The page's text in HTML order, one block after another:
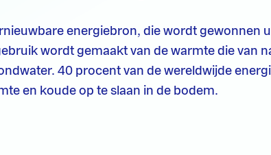
energiebron, die wordt gewonnen
wordt gemaakt van de warmte die van
40 procent van de wereldwijde
en koude op te slaan in de bodem.